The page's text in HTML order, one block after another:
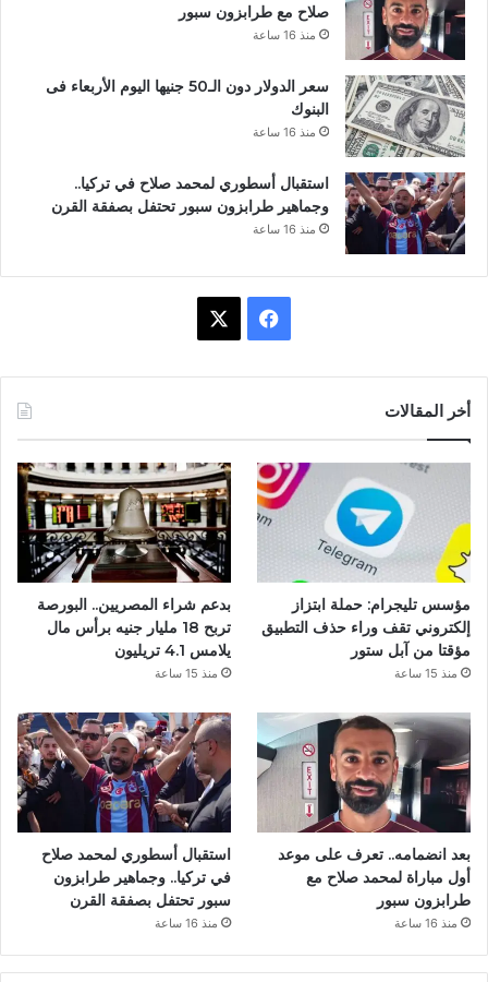
صلاح مع طرابزون سبور
منذ 16 ساعة
سعر الدولار دون الـ50 جنيها اليوم الأربعاء فى
البنوك
منذ 16 ساعة
استقبال أسطوري لمحمد صلاح في تركيا..
وجماهير طرابزون سبور تحتفل بصفقة القرن
منذ 16 ساعة
ب
و
أخر المقالات
مؤسس تليجرام: حملة ابتزاز
إلكتروني تقف وراء حذف التطبيق
مؤقتا من آبل ستور
منذ 15 ساعة
بدعم شراء المصريين.. البورصة
تربح 18 مليار جنيه برأس مال
يلامس 4.1 تريليون
منذ 15 ساعة
بعد انضمامه.. تعرف على موعد
أول مباراة لمحمد صلاح مع
طرابزون سبور
منذ 16 ساعة
استقبال أسطوري لمحمد صلاح
في تركيا.. وجماهير طرابزون
سبور تحتفل بصفقة القرن
منذ 16 ساعة